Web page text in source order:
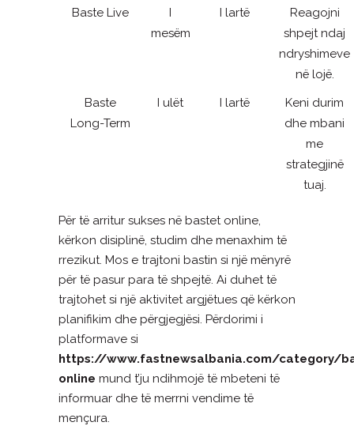
Baste Live
I
mesëm
I lartë
Reagojni
shpejt ndaj
ndryshimeve
në lojë.
Baste
Long-Term
I ulët I lartë
Keni durim
dhe mbani
me
strategjinë
tuaj.
Për të arritur sukses në bastet online,
kërkon disiplinë, studim dhe menaxhim të
rrezikut. Mos e trajtoni bastin si një mënyrë
për të pasur para të shpejtë. Ai duhet të
trajtohet si një aktivitet argjëtues që kërkon
planifikim dhe përgjegjësi. Përdorimi i
platformave si
https://www.fastnewsalbania.com/category/
online mund t’ju ndihmojë të mbeteni të
informuar dhe të merrni vendime të
mençura.